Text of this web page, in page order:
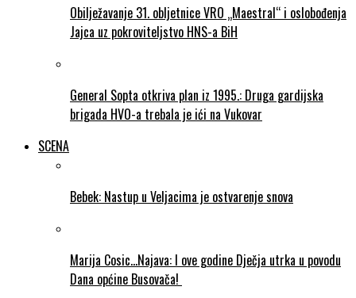
Obilježavanje 31. obljetnice VRO „Maestral“ i oslobođenja
Jajca uz pokroviteljstvo HNS-a BiH
General Sopta otkriva plan iz 1995.: Druga gardijska
brigada HVO-a trebala je ići na Vukovar
SCENA
Bebek: Nastup u Veljacima je ostvarenje snova
Marija Cosic…Najava: I ove godine Dječja utrka u povodu
Dana općine Busovača!